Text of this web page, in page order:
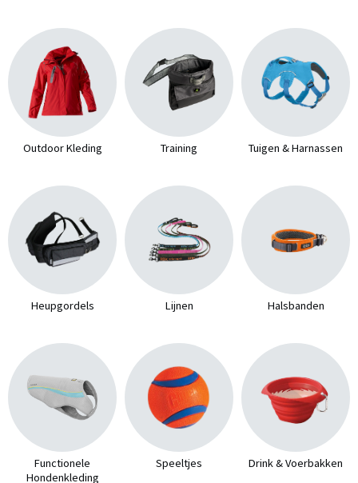
Outdoor Kleding Training Tuigen & Harnassen
Heupgordels Lijnen Halsbanden
Functionele
Hondenkleding
Speeltjes Drink & Voerbakken